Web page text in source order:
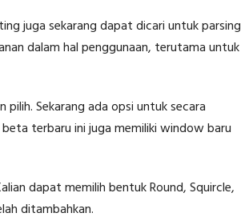
juga sekarang dapat dicari untuk parsing
dalam hal penggunaan, terutama untuk
Sekarang ada opsi untuk secara
terbaru ini juga memiliki window baru
dapat memilih bentuk Round, Squircle,
ditambahkan.